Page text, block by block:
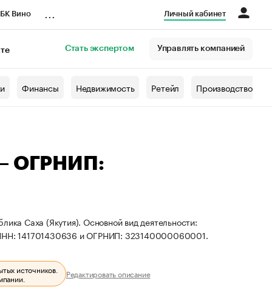
Вино Личный кабинет
Стать экспертом Управлять компанией
Финансы Недвижимость Ретейл Производство
— ОГРНИП:
Саха (Якутия). Основной вид деятельности:
ИНН: 141701430636 и ОГРНИП: 323140000060001.
источников.
Редактировать описание